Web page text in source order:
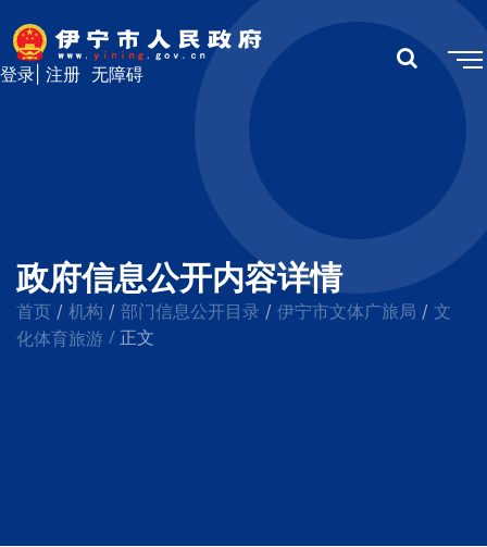
无障碍
登录 注册
政府信息公开内容详情
首页 / 机构 / 部门信息公开目录 / 伊宁市文体广旅局 / 文
化体育旅游 / 正文